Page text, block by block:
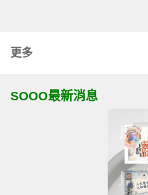
更多
SOOO最新消息